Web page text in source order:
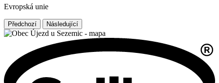
Evropská unie
Předchozí Následující